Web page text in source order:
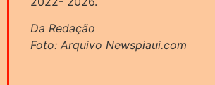
Da Redação
Foto: Arquivo Newspiaui.com